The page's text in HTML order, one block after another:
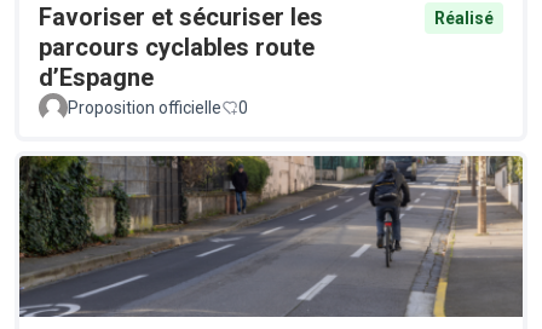
Favoriser et sécuriser les
parcours cyclables route
d’Espagne
Réalisé
Proposition officielle 0